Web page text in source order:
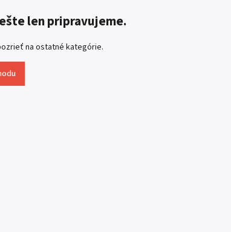
len pripravujeme.
na ostatné kategórie.